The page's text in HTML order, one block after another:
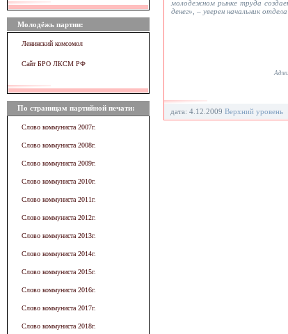
Молодёжь партии:
Ленинский комсомол
Сайт БРО ЛКСМ РФ
По страницам партийной печати:
Слово коммуниста 2007г.
Слово коммуниста 2008г.
Слово коммуниста 2009г.
Слово коммуниста 2010г.
Слово коммуниста 2011г.
Слово коммуниста 2012г.
Слово коммуниста 2013г.
Слово коммуниста 2014г.
Слово коммуниста 2015г.
Слово коммуниста 2016г.
Слово коммуниста 2017г.
Слово коммуниста 2018г.
молодежном рынке труда
денег», – уверен начальник
дата: 4.12.2009 Верхний уровень